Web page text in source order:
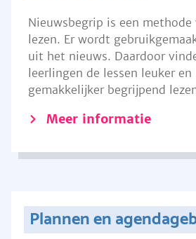
Nieuwsbegrip is een methode
lezen. Er wordt
uit het nieuws. Daardoor
leerlingen de lessen leuker en
gemakkelijker begrijpend
Meer informatie
Plannen en